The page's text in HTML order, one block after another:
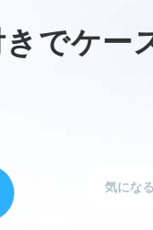
でケー